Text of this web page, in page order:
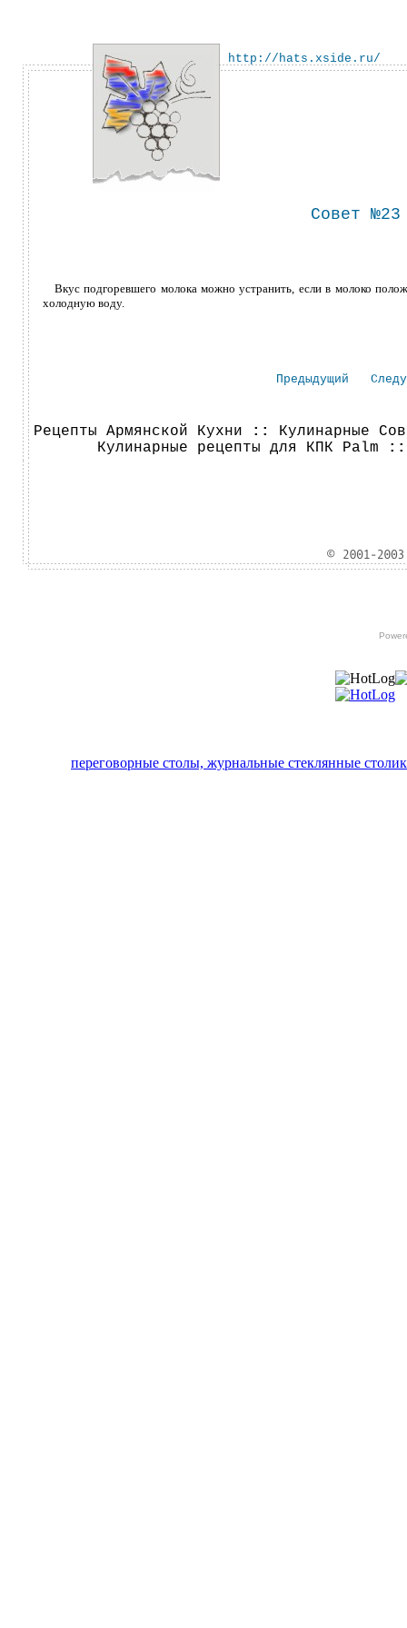
http://hats.xside.ru/
Совет №23
Вкус подгоревшего молока можно устранить, если в молоко
холодную воду.
Предыдущий
Рецепты Армянской Кухни :: Кулинарные
Кулинарные рецепты для КПК Palm
переговорные столы, журнальные стеклянные